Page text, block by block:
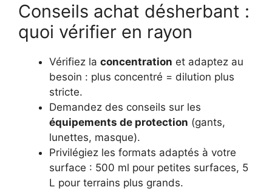
Conseils achat désherbant :
quoi vérifier en rayon
Vérifiez la concentration et adaptez au
besoin : plus concentré = dilution plus
stricte.
Demandez des conseils sur les
équipements de protection (gants,
lunettes, masque).
Privilégiez les formats adaptés à votre
surface : 500 ml pour petites surfaces, 5
L pour terrains plus grands.